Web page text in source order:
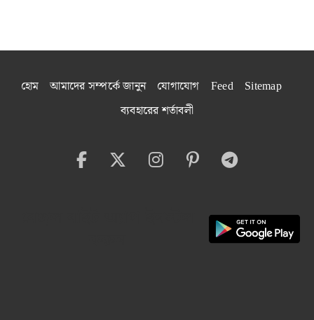
হোম আমাদের সম্পর্কে জানুন যোগাযোগ Feed
Sitemap
ব্যবহারের শর্তাবলী